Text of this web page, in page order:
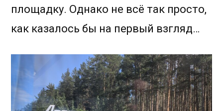
площадку. Однако не всё так просто,
как казалось бы на первый взгляд…